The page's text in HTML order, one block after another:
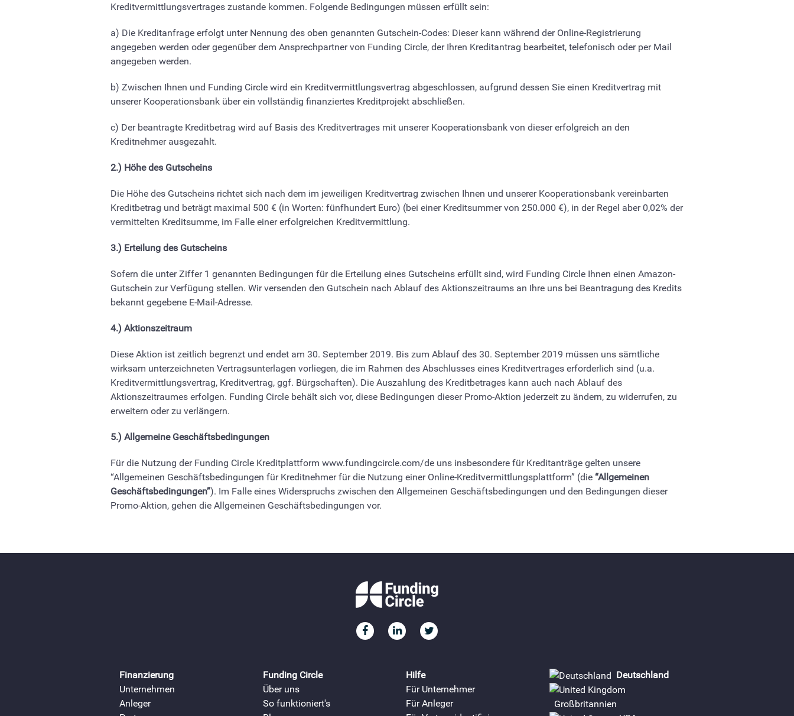
Kreditvermittlungsvertrages zustande kommen. Folgende Bedingungen müssen erfüllt sein:
a) Die Kreditanfrage erfolgt unter Nennung des oben genannten Gutschein-Codes: Dieser kann während der Online-Registrierung
angegeben werden oder gegenüber dem Ansprechpartner von Funding Circle, der Ihren Kreditantrag bearbeitet, telefonisch oder per Mail
angegeben werden.
b) Zwischen Ihnen und Funding Circle wird ein Kreditvermittlungsvertrag abgeschlossen, aufgrund dessen Sie einen Kreditvertrag mit
unserer Kooperationsbank über ein vollständig finanziertes Kreditprojekt abschließen.
c) Der beantragte Kreditbetrag wird auf Basis des Kreditvertrages mit unserer Kooperationsbank von dieser erfolgreich an den
Kreditnehmer ausgezahlt.
2.) Höhe des Gutscheins
Die Höhe des Gutscheins richtet sich nach dem im jeweiligen Kreditvertrag zwischen Ihnen und unserer Kooperationsbank vereinbarten
Kreditbetrag und beträgt maximal 500 € (in Worten: fünfhundert Euro) (bei einer Kreditsummer von 250.000 €), in der Regel aber 0,02% der
vermittelten Kreditsumme, im Falle einer erfolgreichen Kreditvermittlung.
3.) Erteilung des Gutscheins
Sofern die unter Ziffer 1 genannten Bedingungen für die Erteilung eines Gutscheins erfüllt sind, wird Funding Circle Ihnen einen Amazon-
Gutschein zur Verfügung stellen. Wir versenden den Gutschein nach Ablauf des Aktionszeitraums an Ihre uns bei Beantragung des Kredits
bekannt gegebene E-Mail-Adresse.
4.) Aktionszeitraum
Diese Aktion ist zeitlich begrenzt und endet am 30. September 2019. Bis zum Ablauf des 30. September 2019 müssen uns sämtliche
wirksam unterzeichneten Vertragsunterlagen vorliegen, die im Rahmen des Abschlusses eines Kreditvertrages erforderlich sind (u.a.
Kreditvermittlungsvertrag, Kreditvertrag, ggf. Bürgschaften). Die Auszahlung des Kreditbetrages kann auch nach Ablauf des
Aktionszeitraumes erfolgen. Funding Circle behält sich vor, diese Bedingungen dieser Promo-Aktion jederzeit zu ändern, zu widerrufen, zu
erweitern oder zu verlängern.
5.) Allgemeine Geschäftsbedingungen
Für die Nutzung der Funding Circle Kreditplattform www.fundingcircle.com/de uns insbesondere für Kreditanträge gelten unsere
“Allgemeinen Geschäftsbedingungen für Kreditnehmer für die Nutzung einer Online-Kreditvermittlungsplattform” (die “Allgemeinen
Geschäftsbedingungen”). Im Falle eines Widerspruchs zwischen den Allgemeinen Geschäftsbedingungen und den Bedingungen dieser
Promo-Aktion, gehen die Allgemeinen Geschäftsbedingungen vor.
Finanzierung
Unternehmen
Anleger
Funding Circle
Über uns
So funktioniert's
Hilfe
Für Unternehmer
Für Anleger
Deutschland
Großbritannien